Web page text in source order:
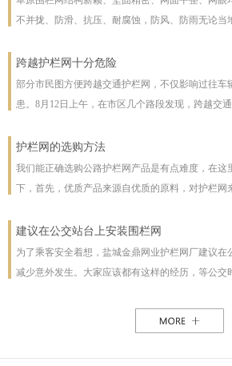
不并拢、防滑、抗压、耐腐蚀，防风、防雨无论当
受压力也不至发生松动变形现象。该产品防腐蚀性
等特点，具有一般钢丝网都不具备的优点。克服了
缺点，一次安装永不松动，是保护草牧场、林场
跨越护栏网十分危险
部分市民图方便跨越交通护栏网，不仅影响过往车
患。8月12日上午，在市区几个路段发现，跨越交
护栏网，东西过往的车辆从其身旁疾驰而过;10时30
交通护栏网;10时32分，两名女子在七一路北侧躲过
南跨越交通护栏网，护栏网南侧由西向东行驶的车
一名志愿者称，据她观察，从7时30分至10时30分
护栏网的选购方法
我们能正确选购公路护栏网产品是有点难度，在这
下，首先，优质产品来源自优质的原料，对护栏网
以下，我们为客户做了如下分析：1、护栏网网片
条（铁丝）焊接而成的，盘条的直径与强度直接影
面应选择是由正规厂家生产的优质盘条拉出来的成
能力，通常好的网片是每一个焊接或编制点都能够
产厂，都是采用全自动焊接机来生产的，而一起小
建议在公交站台上安装围栏网
为了乘客安全着想，盐城金鼎网业护栏网厂建议在
减少意外发生。大家应该都有这样的经历，等公交
路线图朝的是非机动车道，便于观看，乘客不得不
是人挤人，这些情况均增加了乘客的危险性，如果